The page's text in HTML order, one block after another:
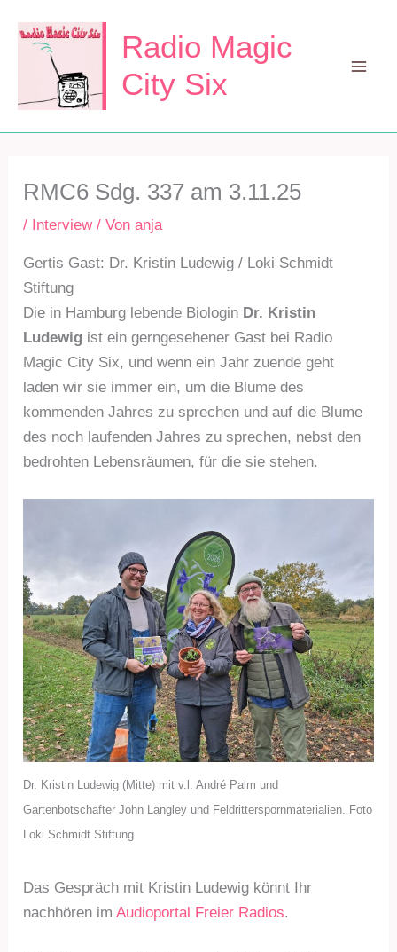
Inhalt
springen
Radio Magic
City Six
RMC6 Sdg. 337 am 3.11.25
/ Interview/ Vonanja
Gertis Gast: Dr. Kristin Ludewig / Loki Schmidt
Stiftung
Die in Hamburg lebende Biologin Dr. Kristin
Ludewig ist ein gerngesehener Gast bei Radio
Magic City Six, und wenn ein Jahr zuende geht
laden wir sie immer ein, um die Blume des
kommenden Jahres zu sprechen und auf die Blume
des noch laufenden Jahres zu sprechen, nebst den
bedrohten Lebensräumen, für die sie stehen.
Dr. Kristin Ludewig (Mitte) mit v.l. André Palm und
Gartenbotschafter John Langley und Feldritterspornmaterialien. Foto
Loki Schmidt Stiftung
Das Gespräch mit Kristin Ludewig könnt Ihr
nachhören imAudioportal Freier Radios.